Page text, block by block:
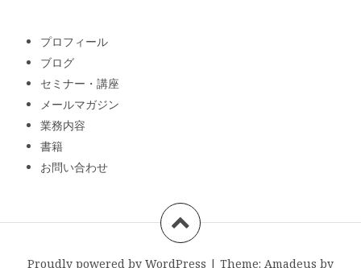
プロフィール
ブログ
セミナー・講座
メールマガジン
業務内容
書籍
お問い合わせ
Proudly powered by WordPress | Theme: Amadeus by